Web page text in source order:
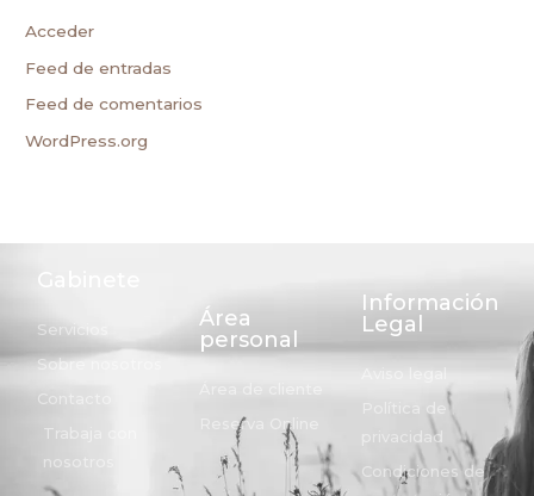
Acceder
Feed de entradas
Feed de comentarios
WordPress.org
Gabinete
Servicios
Sobre nosotros
Contacto
Trabaja con
nosotros
Área
personal
Reserva Online
Información
Legal
Aviso legal
privacidad
Condiciones de